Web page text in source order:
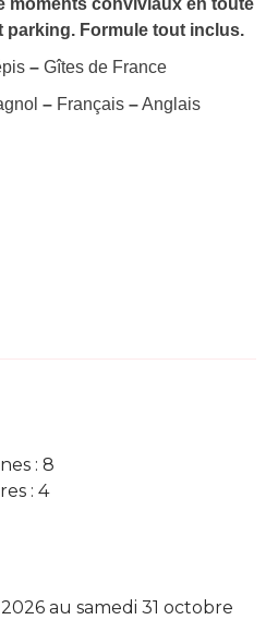
moments conviviaux en toute
parking. Formule tout inclus.
– Gîtes de France
– Français –Anglais
: 8
: 4
au samedi 31 octobre